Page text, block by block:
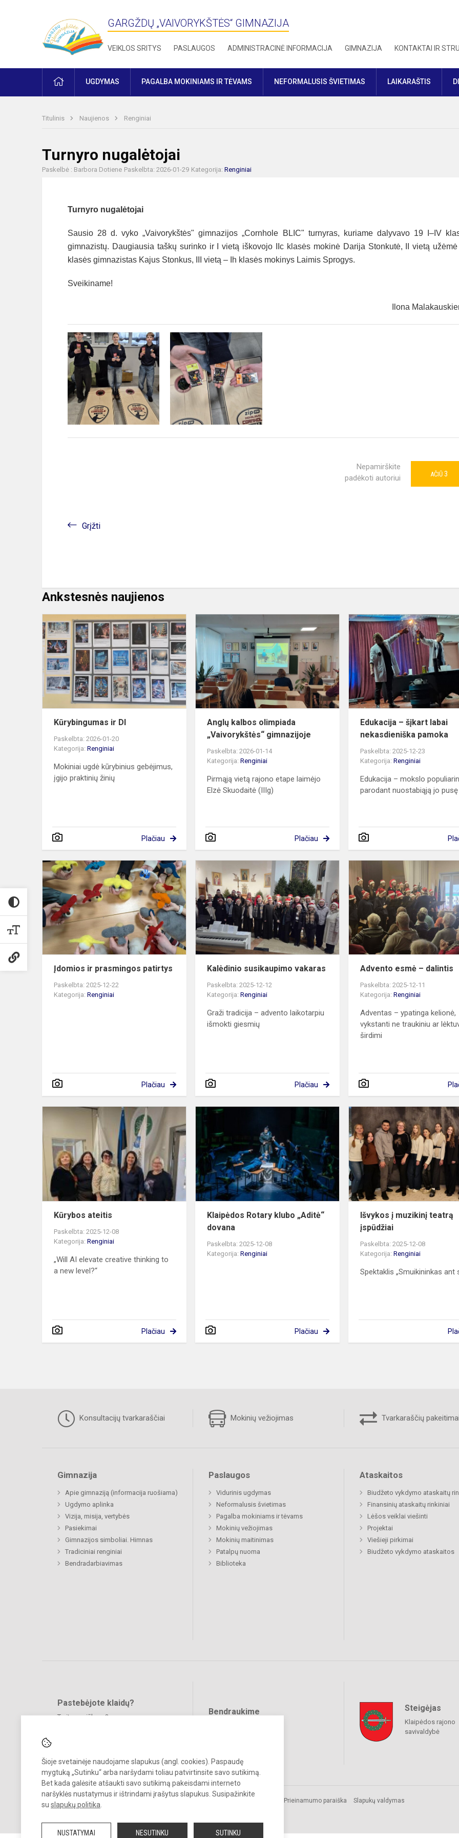
Šioje svetainėje naudojame slapukus (angl. cookies). Paspaudę
mygtuką „Sutinku“ arba naršydami toliau patvirtinsite savo sutikimą.
Bet kada galėsite atšaukti savo sutikimą pakeisdami interneto
naršyklės nustatymus ir ištrindami įrašytus slapukus. Susipažinkite
su slapukų politika
NUSTATYMAI NESUTINKU SUTINKU
GARGŽDŲ „VAIVORYKŠTĖS“ GIMNAZIJA
VEIKLOS SRITYS PASLAUGOS ADMINISTRACINĖ INFORMACIJA GIMNAZIJA KONTAKTAI IR
PRADŽIAUGDYMAS PAGALBA MOKINIAMS IR TĖVAMS NEFORMALUSIS ŠVIETIMAS LAIKARAŠTIS
Titulinis Naujienos Renginiai
Turnyro nugalėtojai
Paskelbė : Barbora Dotiene Paskelbta: 2026-01-29 Kategorija: Renginiai
Turnyro nugalėtojai
Sausio 28 d. vyko „Vaivorykštės" gimnazijos „Cornhole BLIC" turnyras, kuriame dalyvavo 19 I–IV
gimnazistų. Daugiausia taškų surinko ir I vietą iškovojo IIc klasės mokinė Darija Stonkutė, II vietą užėmė
klasės gimnazistas Kajus Stonkus, III vietą – Ih klasės mokinys Laimis Sprogys.
Sveikiname!
Ilona
Nepamirškite
padėkoti autoriui
AČIŪ 3
Grįžti
Ankstesnės naujienos
Kūrybingumas
ir
DI
Kūrybingumas ir DI
Paskelbta: 2026-01-20
Kategorija: Renginiai
Mokiniai ugdė kūrybinius gebėjimus,
įgijo praktinių žinių
Plačiau
Anglų
kalbos
olimpiada
„Vaivorykštės“
gimnazijoje
Anglų kalbos olimpiada
„Vaivorykštės“ gimnazijoje
Paskelbta: 2026-01-14
Kategorija:Renginiai
Pirmąją vietą rajono etape laimėjo
Elzė Skuodaitė (IIIg)
Plačiau
Edukacija – šįkart labai
nekasdieniška pamoka
Paskelbta: 2025-12-23
Kategorija:Renginiai
Edukacija – mokslo
parodant nuostabiąją jo pusę
Įdomios
ir
prasmingos
patirtys
Įdomios ir prasmingos patirtys
Paskelbta: 2025-12-22
Kategorija: Renginiai
Plačiau
susikaupimo
vakaras
Kalėdinio susikaupimo vakaras
Paskelbta: 2025-12-12
Kategorija:Renginiai
Graži tradicija – advento laikotarpiu
išmokti giesmių
Plačiau
Advento esmė – dalintis
Paskelbta: 2025-12-11
Kategorija:Renginiai
Adventas – ypatinga kelionė,
vykstanti ne traukiniu ar
širdimi
Kūrybos
ateitis
Kūrybos ateitis
Paskelbta: 2025-12-08
Kategorija: Renginiai
„Will AI elevate creative thinking to
a new level?“
Plačiau
Klaipėdos
Rotary
klubo
„Aditė“
dovana
Klaipėdos Rotary klubo „Aditė“
dovana
Paskelbta: 2025-12-08
Kategorija:Renginiai
Plačiau
Išvykos į muzikinį teatrą
įspūdžiai
Paskelbta: 2025-12-08
Kategorija:Renginiai
Spektaklis „Smuikininkas ant
Konsultacijų tvarkaraščiai Mokinių vežiojimas Tvarkaraščių pakeitimai
Gimnazija
Apie gimnaziją (informacija ruošiama)
Ugdymo aplinka
Vizija, misija, vertybės
Pasiekimai
Gimnazijos simboliai. Himnas
Tradiciniai renginiai
Bendradarbiavimas
Paslaugos
Vidurinis ugdymas
Neformalusis švietimas
Pagalba mokiniams ir tėvams
Mokinių vežiojimas
Mokinių maitinimas
Patalpų nuoma
Biblioteka
Ataskaitos
Biudžeto vykdymo ataskaitų
Finansinių ataskaitų rinkiniai
Lėšos veiklai viešinti
Projektai
Viešieji pirkimai
Biudžeto vykdymo ataskaitos
Pastebėjote klaidų?
Turite pasiūlymų?
Bendraukime Steigėjas
Klaipėdos rajono
savivaldybė
© 2022. Gargždų „Vaivorykštės“ gimnazija. Visos teisės saugomos.
Kopijuoti turinį be raštiško gimnazijos sutikimo griežtai draudžiama.
Prieinamumo paraiška Slapukų valdymas